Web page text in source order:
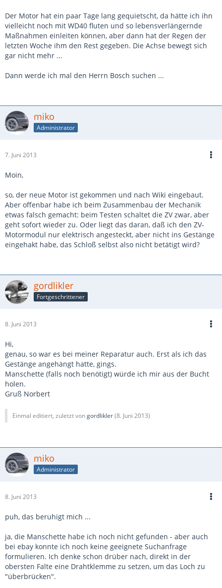
Der Motor hat ein paar Tage lang gequietscht, da hätte ich ihn
vielleicht noch mit WD40 fluten und so lebensverlängernde
Maßnahmen einleiten können, aber dann hat der Regen der
letzten Woche ihm den Rest gegeben. Die Achse bewegt sich
gar nicht mehr ...
Dann werde ich mal den Herrn Bosch suchen ...
miko
Administrator
7. Juni 2013
Moin,
so, der neue Motor ist gekommen und nach Wiki eingebaut.
Aber offenbar habe ich beim Zusammenbau der Mechanik
etwas falsch gemacht: beim Testen schaltet die ZV zwar, aber
geht sofort wieder zu. Oder liegt das daran, daß ich den ZV-
Motormodul nur elektrisch angesteckt, aber nicht ins Gestänge
eingehakt habe, das Schloß selbst also nicht betätigt wird?
gordlikler
Fortgeschrittener
8. Juni 2013
Hi,
genau, so war es bei meiner Reparatur auch. Erst als ich das
Gestänge angehängt hatte, gings.
Manschette (falls noch benötigt) würde ich mir aus der Bucht
holen.
Gruß Norbert
Einmal editiert, zuletzt vongordlikler(8. Juni 2013)
miko
Administrator
8. Juni 2013
puh, das beruhigt mich ...
ja, die Manschette habe ich noch nicht gefunden - aber auch
bei ebay konnte ich noch keine geeignete Suchanfrage
formulieren. Ich denke schon drüber nach, direkt in der
obersten Falte eine Drahtklemme zu setzen, um das Loch zu
"überbrücken".